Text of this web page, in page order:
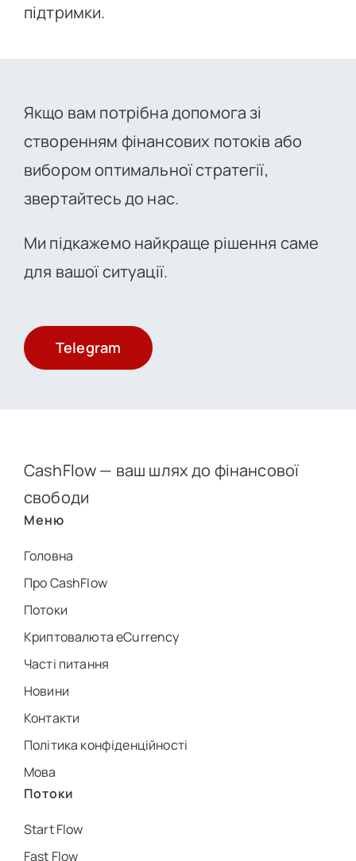
підтримки.
Якщо вам потрібна допомога зі
створенням фінансових потоків або
вибором оптимальної стратегії,
звертайтесь до нас.
Ми підкажемо найкраще рішення саме
для вашої ситуації.
Telegram
CashFlow — ваш шлях до фінансової
свободи
Меню
Головна
Про CashFlow
Потоки
Криптовалюта eCurrency
Часті питання
Новини
Контакти
Політика конфіденційності
Мова
Потоки
Start Flow
Fast Flow